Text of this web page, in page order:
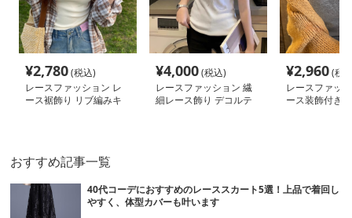
¥2,780(税込)
レースファッション レ
ース裾飾り リブ編みキ
¥4,000(税込)
レースファッション 繊
細レース飾り デコルテ
¥2,960(税
レースファッ
ース装飾付き
おすすめ記事一覧
40代コーデにおすすめのレーススカート5選！上品で着回し
やすく、体型カバーも叶います